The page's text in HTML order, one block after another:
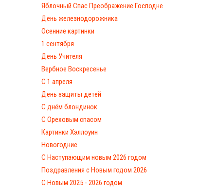
Яблочный Спас Преображение Господне
День железнодорожника
Осенние картинки
1 сентября
День Учителя
Вербное Воскресенье
С 1 апреля
День защиты детей
С днём блондинок
С Ореховым спасом
Картинки Хэллоуин
Новогодние
С Наступающим новым 2026 годом
Поздравления с Новым годом 2026
С Новым 2025 - 2026 годом